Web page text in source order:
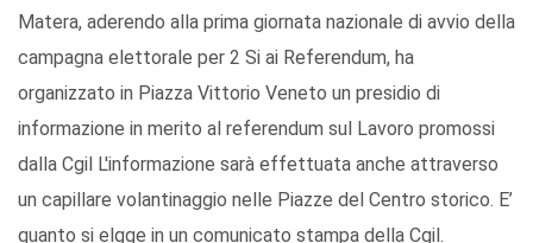
Matera, aderendo alla prima giornata nazionale di avvio della
campagna elettorale per 2 Si ai Referendum, ha
organizzato in Piazza Vittorio Veneto un presidio di
informazione in merito al referendum sul Lavoro promossi
dalla Cgil L'informazione sarà effettuata anche attraverso
un capillare volantinaggio nelle Piazze del Centro storico. E’
quanto si elgge in un comunicato stampa della Cgil.